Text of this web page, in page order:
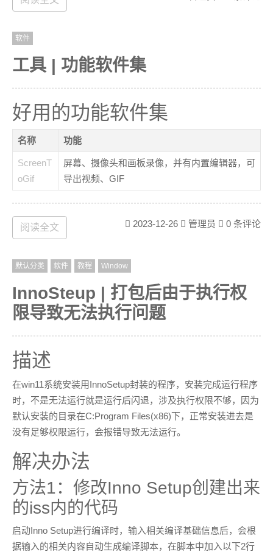
都尝试
软件
工具 | 功能软件集
好用的功能软件集
名称 功能
ScreenT
oGif
屏幕、摄像头和画板录像，并有内置编辑器，可
导出视频、GIF
阅读全文 2023-12-26 管理员 0 条评论
默认分类 软件 教程 Window
InnoSteup | 打包后由于执行权
限导致无法执行问题
描述
在win11系统安装用InnoSetup封装的程序，安装完成运行程序
时，不是无法运行就是运行后闪退，涉及执行权限不够，因为
默认安装的目录在C:Program Files(x86)下，正常安装进去是
没有足够权限运行，会报错导致无法运行。
解决办法
方法1：修改Inno Setup创建出来
的iss内的代码
启动Inno Setup进行编译时，输入相关编译基础信息后，会根
据输入的相关内容自动生成编译脚本，在脚本中加入以下2行